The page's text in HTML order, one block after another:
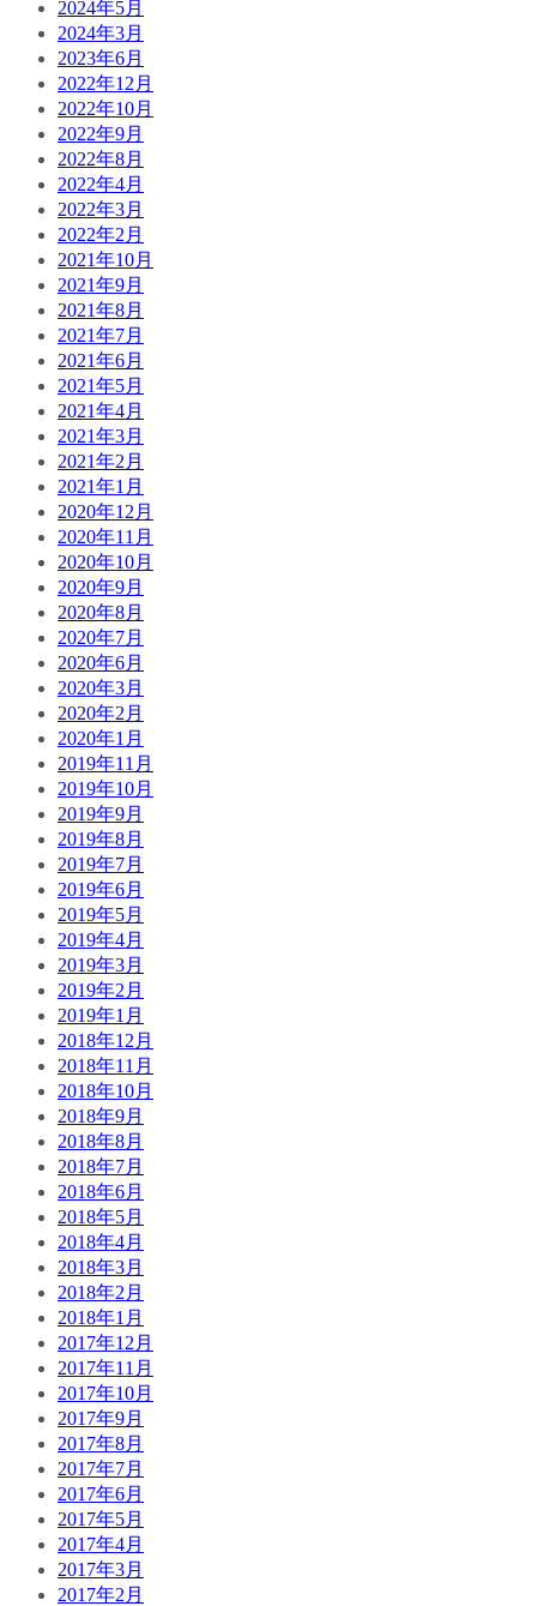
2024年5月
2024年3月
2023年6月
2022年12月
2022年10月
2022年9月
2022年8月
2022年4月
2022年3月
2022年2月
2021年10月
2021年9月
2021年8月
2021年7月
2021年6月
2021年5月
2021年4月
2021年3月
2021年2月
2021年1月
2020年12月
2020年11月
2020年10月
2020年9月
2020年8月
2020年7月
2020年6月
2020年3月
2020年2月
2020年1月
2019年11月
2019年10月
2019年9月
2019年8月
2019年7月
2019年6月
2019年5月
2019年4月
2019年3月
2019年2月
2019年1月
2018年12月
2018年11月
2018年10月
2018年9月
2018年8月
2018年7月
2018年6月
2018年5月
2018年4月
2018年3月
2018年2月
2018年1月
2017年12月
2017年11月
2017年10月
2017年9月
2017年8月
2017年7月
2017年6月
2017年5月
2017年4月
2017年3月
2017年2月